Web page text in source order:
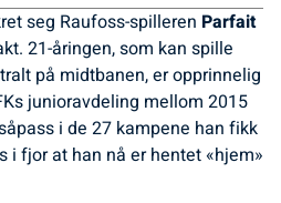
seg Raufoss-spilleren Parfait
21-åringen, som kan spille
på midtbanen, er opprinnelig
junioravdeling mellom 2015
i de 27 kampene han fikk
i fjor at han nå er hentet «hjem»